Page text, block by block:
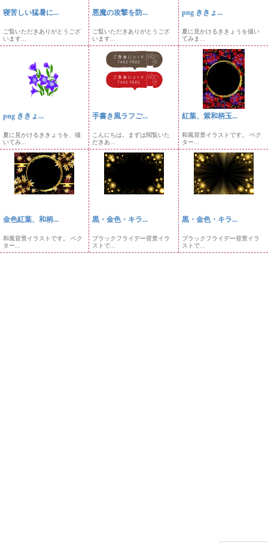
寝苦しい猛暑に...
ご覧いただきありがとうござ
います...
悪魔の攻撃を防...
ご覧いただきありがとうござ
います...
png ききょ...
夏に見かけるききょうを描い
てみま...
png ききょ...
夏に見かけるききょうを、描
いてみ...
手書き風ラフご...
こんにちは。まずは閲覧いた
だきあ...
紅葉、紫和柄玉...
和風背景イラストです。 ベク
ター...
金色紅葉、和柄...
和風背景イラストです。 ベク
ター...
黒・金色・キラ...
ブラックフライデー背景イラ
ストで...
黒・金色・キラ...
ブラックフライデー背景イラ
ストで...